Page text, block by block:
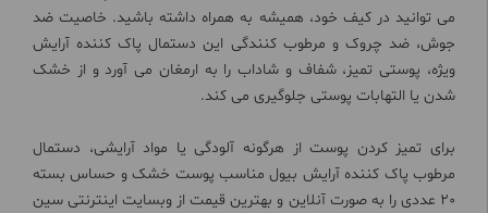
می توانید در کیف خود، همیشه به همراه داشته باشید. خاصیت ضد
جوش، ضد چروک و مرطوب کنندگی این دستمال پاک کننده آرایش
ویژه، پوستی تمیز، شفاف و شاداب را به ارمغان می آورد و از خشک
شدن یا التهابات پوستی جلوگیری می کند.
برای تمیز کردن پوست از هرگونه آلودگی یا مواد آرایشی، دستمال
مرطوب پاک کننده آرایش بیول مناسب پوست خشک و حساس بسته
20 عددی را به صورت آنلاین و بهترین قیمت از وبسایت اینترنتی سین